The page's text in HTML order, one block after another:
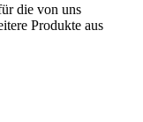
die von uns
Produkte aus